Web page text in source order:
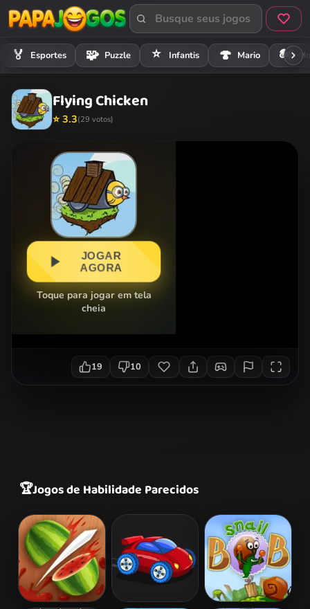
🏅 Esportes 🧩 Puzzle ⭐ Infantis 🍄 Mario 🏍️
Flying Chicken
⭐ 3.3(29 votos)
JOGAR
AGORA
Toque para jogar em tela
cheia
19 10
🏆Jogos de Habilidade Parecidos